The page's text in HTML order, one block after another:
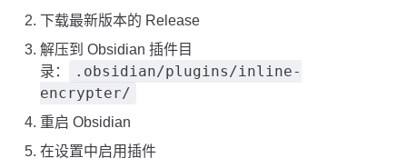
下载最新版本的 Release
解压到 Obsidian 插件目
录：
.obsidian/plugins/inline-
encrypter/
重启 Obsidian
在设置中启用插件